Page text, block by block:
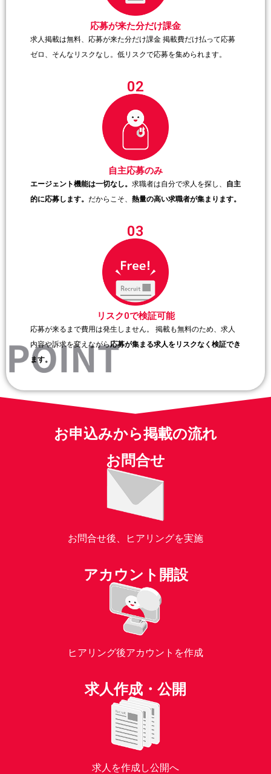
応募が来た分だけ課金
求人掲載は無料、応募が来た分だけ課金 掲載費だけ払って応募
ゼロ、そんなリスクなし。低リスクで応募を集められます。
02
自主応募のみ
エージェント機能は一切なし。 求職者は自分で求人を探し、 自主
的に応募します。 だからこそ、 熱量の高い求職者が集まります。
03
リスク0で検証可能
応募が来るまで費用は発生しません。 掲載も無料のため、求人
内容や訴求を変えながら応募が集まる求人をリスクなく検証でき
ます。
お申込みから掲載の流れ
お問合せ
お問合せ後、ヒアリングを実施
アカウント開設
ヒアリング後アカウントを作成
求人作成・公開
求人を作成し公開へ